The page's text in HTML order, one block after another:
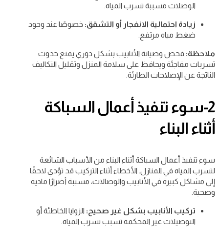
الوصلات مسببة تسرب المياه.
زيادة احتمالية الانفجار أو التشقق: خصوصًا عند وجود
ضغط مياه مرتفع.
ملاحظة: فحص وصيانة الأنابيب بشكل دوري يمنع حدوث
تسربات مفاجئة ويحافظ على سلامة المنزل وتقليل التكاليف
الناتجة عن الإصلاحات الطارئة.
2-سوء تنفيذ أعمال السباكة
أثناء البناء
سوء تنفيذ أعمال السباكة أثناء البناء من الأسباب الشائعة
لتسرب المياه في المنازل. الأخطاء أثناء التركيب قد تؤدي لاحقًا
إلى مشاكل كبيرة في الأنابيب والوصالات، مسببة أضرارًا مادية
وصحية.
تركيب الأنابيب بشكل غير صحيح: الزوايا الخاطئة أو
التوصيلات غير المحكمة تسبب تسرب المياه.